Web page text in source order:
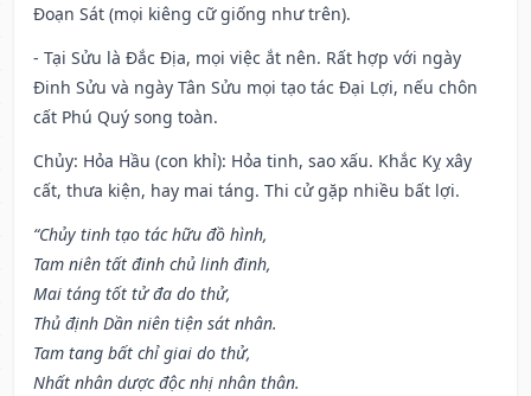
Đoạn Sát (mọi kiêng cữ giống như trên).
- Tại Sửu là Đắc Địa, mọi việc ắt nên. Rất hợp với ngày
Đinh Sửu và ngày Tân Sửu mọi tạo tác Đại Lợi, nếu chôn
cất Phú Quý song toàn.
Chủy: Hỏa Hầu (con khỉ): Hỏa tinh, sao xấu. Khắc Kỵ xây
cất, thưa kiện, hay mai táng. Thi cử gặp nhiều bất lợi.
“Chủy tinh tạo tác hữu đồ hình,
Tam niên tất đinh chủ linh đinh,
Mai táng tốt tử đa do thử,
Thủ định Dần niên tiện sát nhân.
Tam tang bất chỉ giai do thử,
Nhất nhân dược độc nhị nhân thân.